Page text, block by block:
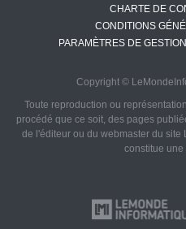
CHARTE DE
CONDITIONS
PARAMÈTRES DE
Copyright ©
Toute reproduction ou
procédé que ce soit, des pages
de l'éditeur ou du webmaster du
constitue une